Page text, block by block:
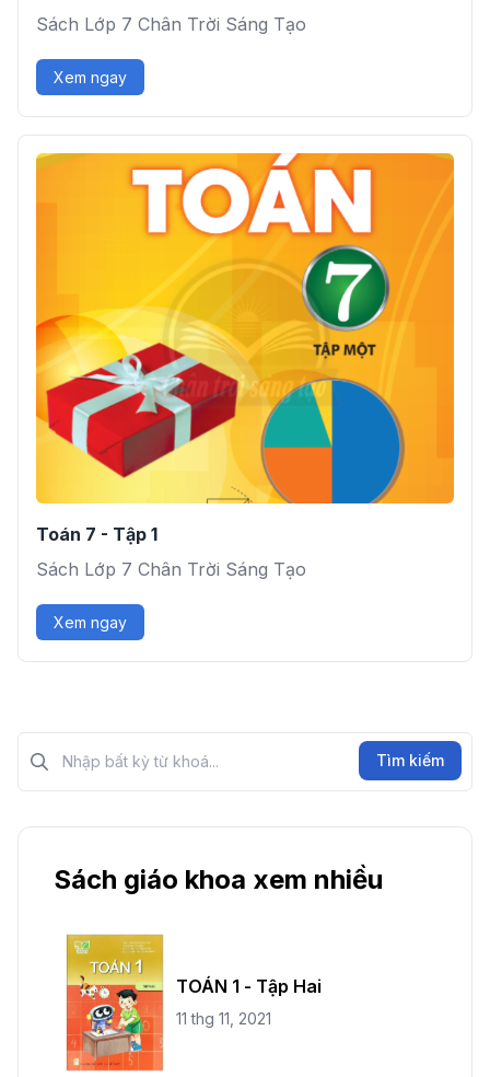
Sách Lớp 7 Chân Trời Sáng Tạo
Xem ngay
Toán 7 - Tập 1
Sách Lớp 7 Chân Trời Sáng Tạo
Xem ngay
Tìm kiếm?>
Tìm kiếm
Sách giáo khoa xem nhiều
TOÁN 1 - Tập Hai
11 thg 11, 2021